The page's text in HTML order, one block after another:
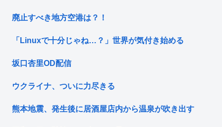
廃止すべき地方空港は？！
「Linuxで十分じゃね…？」世界が気付き始める
坂口杏里OD配信
ウクライナ、ついに力尽きる
熊本地震、発生後に居酒屋店内から温泉が吹き出す